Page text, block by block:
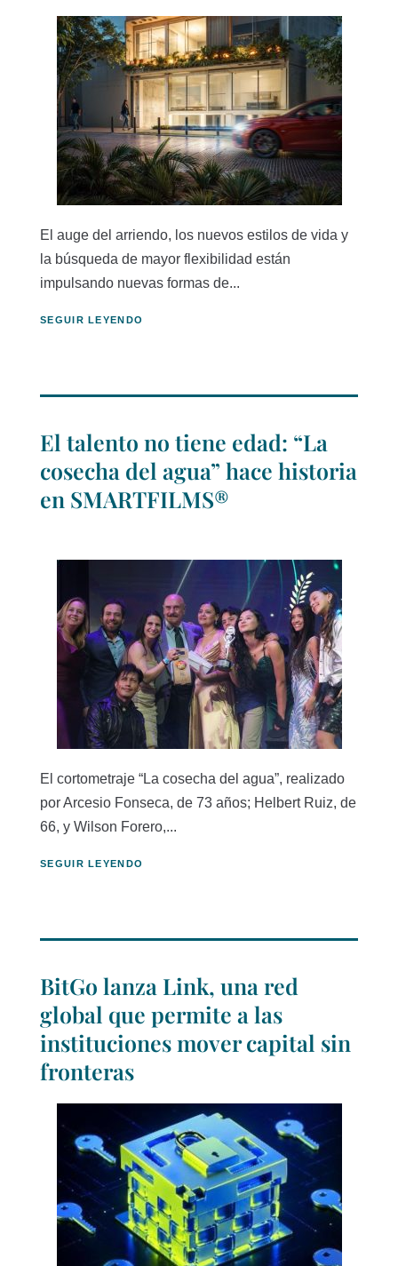
El auge del arriendo, los nuevos estilos de vida y
la búsqueda de mayor flexibilidad están
impulsando nuevas formas de...
SEGUIR LEYENDO
El talento no tiene edad: “La
cosecha del agua” hace historia
en SMARTFILMS®
El cortometraje “La cosecha del agua”, realizado
por Arcesio Fonseca, de 73 años; Helbert Ruiz, de
66, y Wilson Forero,...
SEGUIR LEYENDO
BitGo lanza Link, una red
global que permite a las
instituciones mover capital sin
fronteras